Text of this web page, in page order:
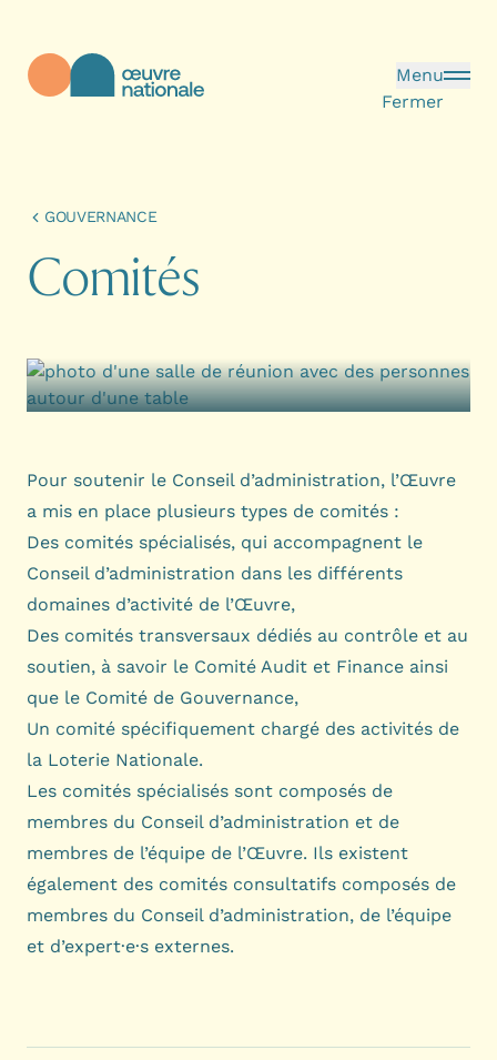
Menu
Fermer
GOUVERNANCE
Comités
Pour soutenir le Conseil d’administration, l’Œuvre
a mis en place plusieurs types de comités :
Des comités spécialisés, qui accompagnent le
Conseil d’administration dans les différents
domaines d’activité de l’Œuvre,
Des comités transversaux dédiés au contrôle et au
soutien, à savoir le Comité Audit et Finance ainsi
que le Comité de Gouvernance,
Un comité spécifiquement chargé des activités de
la Loterie Nationale.
Les comités spécialisés sont composés de
membres du Conseil d’administration et de
membres de l’équipe de l’Œuvre. Ils existent
également des comités consultatifs composés de
membres du Conseil d’administration, de l’équipe
et d’expert·e·s externes.